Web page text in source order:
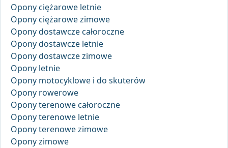
Opony ciężarowe letnie
Opony ciężarowe zimowe
Opony dostawcze całoroczne
Opony dostawcze letnie
Opony dostawcze zimowe
Opony letnie
Opony motocyklowe i do skuterów
Opony rowerowe
Opony terenowe całoroczne
Opony terenowe letnie
Opony terenowe zimowe
Opony zimowe